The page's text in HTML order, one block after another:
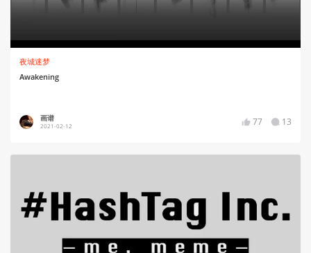
夜城迷梦
Awakening
画谱
2021-02-12 77 13